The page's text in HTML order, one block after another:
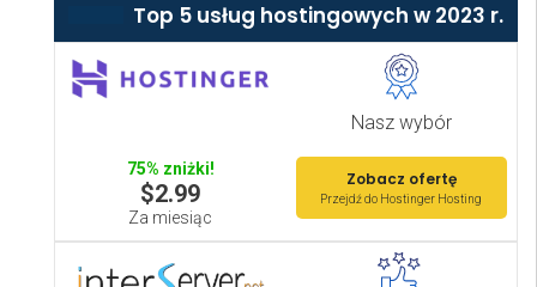
Top 5 usług hostingowych w 2023 r.
Nasz wybór
75% zniżki!
$2.99
Za miesiąc
Zobacz ofertę
Przejdź do Hostinger Hosting